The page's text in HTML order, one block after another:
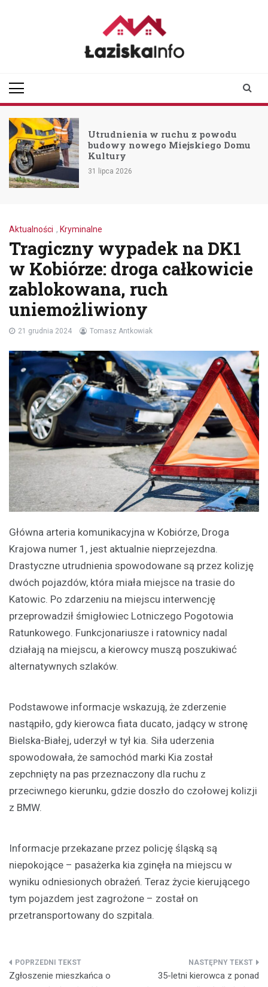
Utrudnienia w ruchu z powodu
budowy nowego Miejskiego Domu
Kultury
31 lipca 2026
Aktualności , Kryminalne
Tragiczny wypadek na DK1
w Kobiórze: droga całkowicie
zablokowana, ruch
uniemożliwiony
21 grudnia 2024 Tomasz Antkowiak
Główna arteria komunikacyjna w Kobiórze, Droga
Krajowa numer 1, jest aktualnie nieprzejezdna.
Drastyczne utrudnienia spowodowane są przez kolizję
dwóch pojazdów, która miała miejsce na trasie do
Katowic. Po zdarzeniu na miejscu interwencję
przeprowadził śmigłowiec Lotniczego Pogotowia
Ratunkowego. Funkcjonariusze i ratownicy nadal
działają na miejscu, a kierowcy muszą poszukiwać
alternatywnych szlaków.
Podstawowe informacje wskazują, że zderzenie
nastąpiło, gdy kierowca fiata ducato, jadący w stronę
Bielska-Białej, uderzył w tył kia. Siła uderzenia
spowodowała, że samochód marki Kia został
zepchnięty na pas przeznaczony dla ruchu z
przeciwnego kierunku, gdzie doszło do czołowej kolizji
z BMW.
Informacje przekazane przez policję śląską są
niepokojące – pasażerka kia zginęła na miejscu w
wyniku odniesionych obrażeń. Teraz życie kierującego
tym pojazdem jest zagrożone – został on
przetransportowany do szpitala.
Nawigacja
Zgłoszenie mieszkańca o
35-letni kierowca z ponad